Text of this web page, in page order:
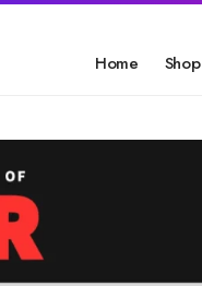
Home Shop